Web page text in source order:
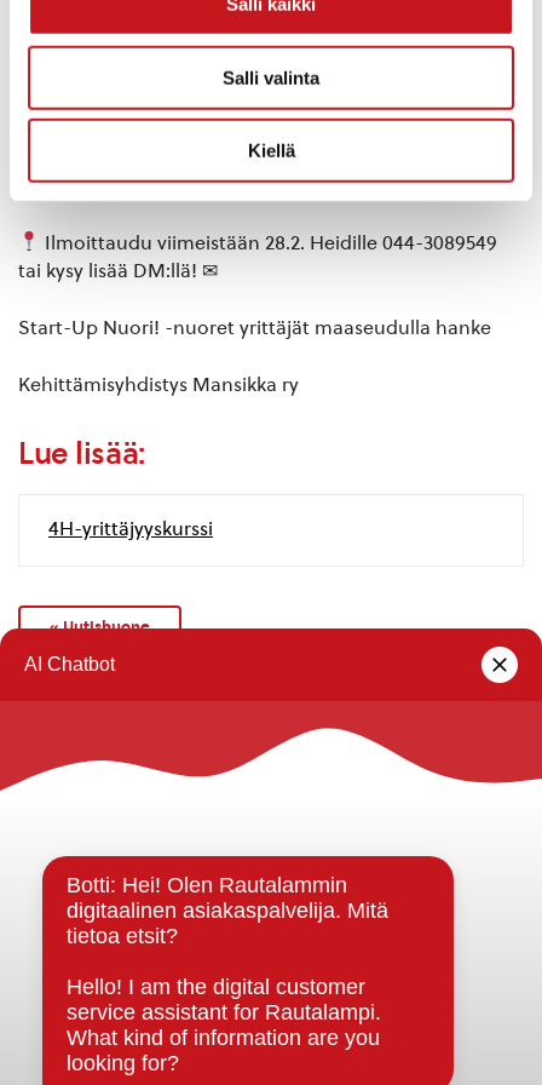
Salli valinta
Kiellä
Yhteistyössä Pro Yritys Nyt -hankkeen kanssa tuodaan
4H-yrityskurssi Suonenjoelle ja Teamsiin. Rautalammilta
osallistuville nuorille tarjotaan hankkeesta kyyti, jotta
pääsette osallistumaan.
Kurssi on tarkoitettu 13-28 vuotiaille.
Ilmoittaudu viimeistään 28.2. Heidille 044-3089549
tai kysy lisää DM:llä! ✉
Start-Up Nuori! -nuoret yrittäjät maaseudulla hanke
Kehittämisyhdistys Mansikka ry
Lue lisää:
4H-yrittäjyyskurssi
« Uutishuone
Rautalammin kunta
Strategiat, ohjelmat, ohjeet, suunnitelmat, säännöt ja
sopimukset
Asiakirjajulkisuuskuvaus
Evästeet
Saavutettavuusseloste
Tietosuoja